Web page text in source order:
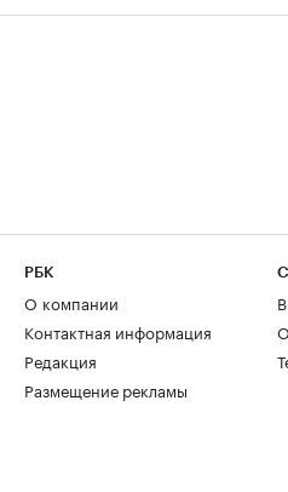
РБК
О компании
Контактная информация
Редакция
Размещение рекламы